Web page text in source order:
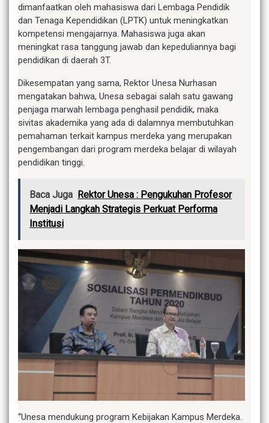
dimanfaatkan oleh mahasiswa dari Lembaga Pendidik
dan Tenaga Kependidikan (LPTK) untuk meningkatkan
kompetensi mengajarnya. Mahasiswa juga akan
meningkat rasa tanggung jawab dan kepeduliannya bagi
pendidikan di daerah 3T.
Dikesempatan yang sama, Rektor Unesa Nurhasan
mengatakan bahwa, Unesa sebagai salah satu gawang
penjaga marwah lembaga penghasil pendidik, maka
sivitas akademika yang ada di dalamnya membutuhkan
pemahaman terkait kampus merdeka yang merupakan
pengembangan dari program merdeka belajar di wilayah
pendidikan tinggi.
Baca Juga Rektor Unesa : Pengukuhan Profesor
Menjadi Langkah Strategis Perkuat Performa
Institusi
“Unesa mendukung program Kebijakan Kampus Merdeka.